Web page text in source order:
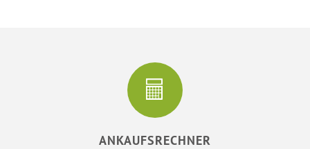
ANKAUFSRECHNER